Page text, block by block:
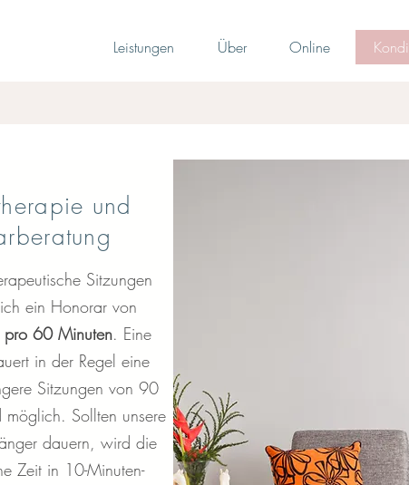
Leistungen Über Online
und
Sitzungen
ein Honorar von
pro 60 Minuten. Eine
in der Regel eine
Sitzungen von 90
möglich. Sollten unsere
dauern, wird die
Zeit in 10-Minuten-